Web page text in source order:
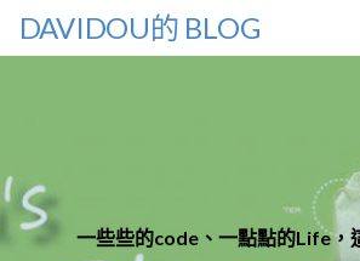
DAVIDOU的 BLOG
一些些的code、一點點的Life，